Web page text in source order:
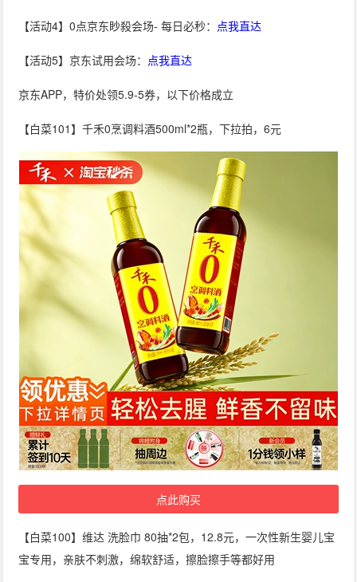
【活动4】0点京东眇殺会场- 每日必秒： 点我直达
【活动5】京东试用会场： 点我直达
京东APP，特价处领5.9-5券，以下价格成立
【白菜101】千禾0烹调料酒500ml*2瓶，下拉拍，6元
点此购买
【白菜100】维达 洗脸巾 80抽*2包，12.8元，一次性新生婴儿宝
宝专用，亲肤不刺激，绵软舒适，擦脸擦手等都好用